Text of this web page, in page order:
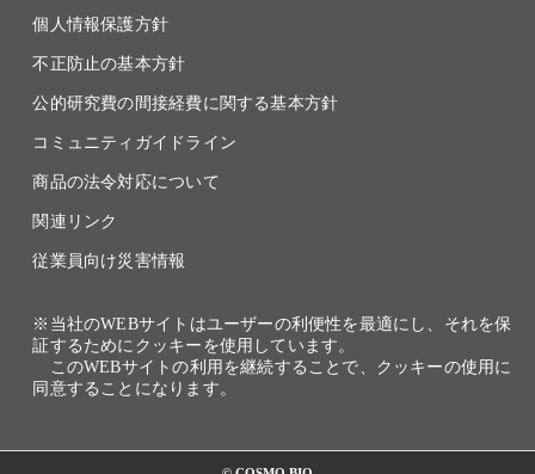
個人情報保護方針
不正防止の基本方針
公的研究費の間接経費に関する基本方針
コミュニティガイドライン
商品の法令対応について
関連リンク
従業員向け災害情報
※当社のWEBサイトはユーザーの利便性を最適にし、それを保
証するためにクッキーを使用しています。
このWEBサイトの利用を継続することで、クッキーの使用に
同意することになります。